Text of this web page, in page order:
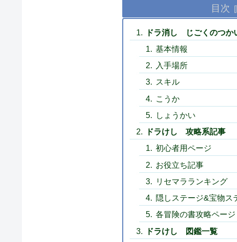
目次
ドラ消し じごくのつか
基本情報
入手場所
スキル
こうか
しょうかい
ドラけし 攻略系記事
初心者用ページ
お役立ち記事
リセマラランキング
隠しステージ&宝物ス
各冒険の書攻略ページ
ドラけし 図鑑一覧